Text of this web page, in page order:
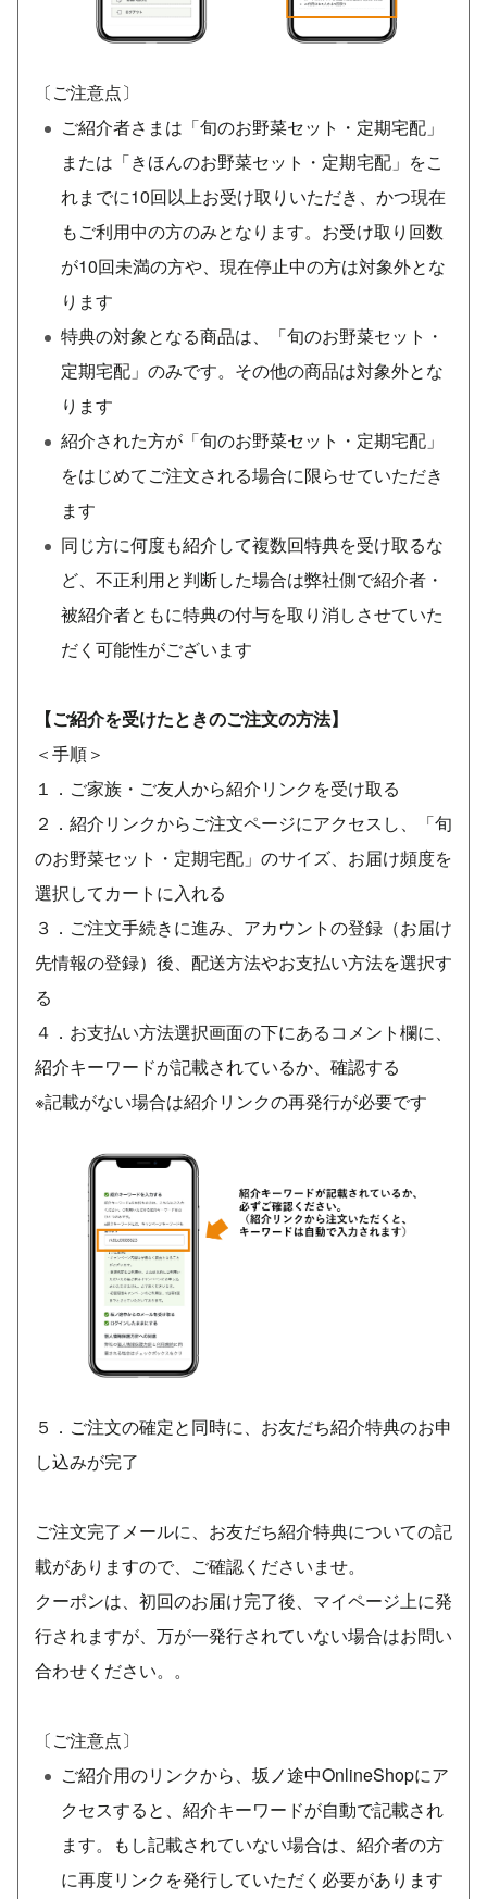
〔ご注意点〕
ご紹介者さまは「旬のお野菜セット・定期宅配」
または「きほんのお野菜セット・定期宅配」をこ
れまでに10回以上お受け取りいただき、かつ現在
もご利用中の方のみとなります。お受け取り回数
が10回未満の方や、現在停止中の方は対象外とな
ります
特典の対象となる商品は、「旬のお野菜セット・
定期宅配」のみです。その他の商品は対象外とな
ります
紹介された方が「旬のお野菜セット・定期宅配」
をはじめてご注文される場合に限らせていただき
ます
同じ方に何度も紹介して複数回特典を受け取るな
ど、不正利用と判断した場合は弊社側で紹介者・
被紹介者ともに特典の付与を取り消しさせていた
だく可能性がございます
【ご紹介を受けたときのご注文の方法】
＜手順＞
１．ご家族・ご友人から紹介リンクを受け取る
２．紹介リンクからご注文ページにアクセスし、「旬
のお野菜セット・定期宅配」のサイズ、お届け頻度を
選択してカートに入れる
３．ご注文手続きに進み、アカウントの登録（お届け
先情報の登録）後、配送方法やお支払い方法を選択す
る
４．お支払い方法選択画面の下にあるコメント欄に、
紹介キーワードが記載されているか、確認する
※記載がない場合は紹介リンクの再発行が必要です
５．ご注文の確定と同時に、お友だち紹介特典のお申
し込みが完了
ご注文完了メールに、お友だち紹介特典についての記
載がありますので、ご確認くださいませ。
クーポンは、初回のお届け完了後、マイページ上に発
行されますが、万が一発行されていない場合はお問い
合わせください。。
〔ご注意点〕
ご紹介用のリンクから、坂ノ途中OnlineShopにア
クセスすると、紹介キーワードが自動で記載され
ます。もし記載されていない場合は、紹介者の方
に再度リンクを発行していただく必要があります